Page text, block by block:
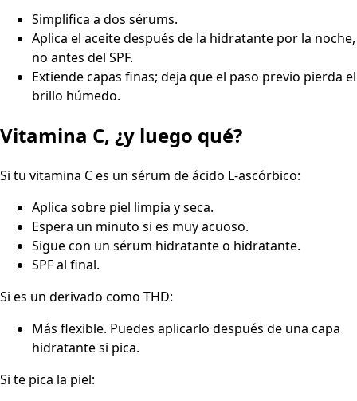
Simplifica a dos sérums.
Aplica el aceite después de la hidratante por la noche,
no antes del SPF.
Extiende capas finas; deja que el paso previo pierda el
brillo húmedo.
Vitamina C, ¿y luego qué?
Si tu vitamina C es un sérum de ácido L-ascórbico:
Aplica sobre piel limpia y seca.
Espera un minuto si es muy acuoso.
Sigue con un sérum hidratante o hidratante.
SPF al final.
Si es un derivado como THD:
Más flexible. Puedes aplicarlo después de una capa
hidratante si pica.
Si te pica la piel: